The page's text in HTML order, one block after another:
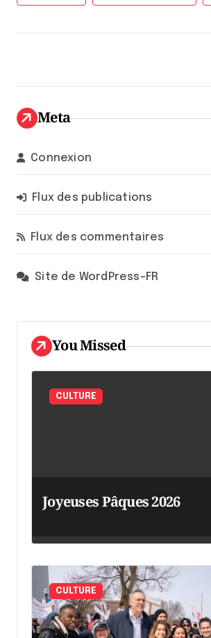
Meta
Connexion
Flux des publications
Flux des commentaires
Site de WordPress-FR
You Missed
CULTURE
Joyeuses Pâques 2026
CULTURE